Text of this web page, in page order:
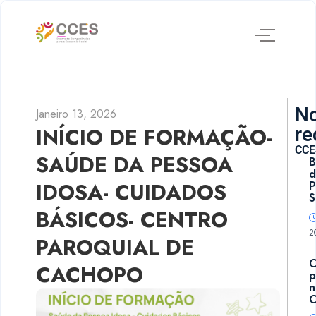
Janeiro 13, 2026
INÍCIO DE FORMAÇÃO-
SAÚDE DA PESSOA
IDOSA- CUIDADOS
BÁSICOS- CENTRO
PAROQUIAL DE
CACHOPO